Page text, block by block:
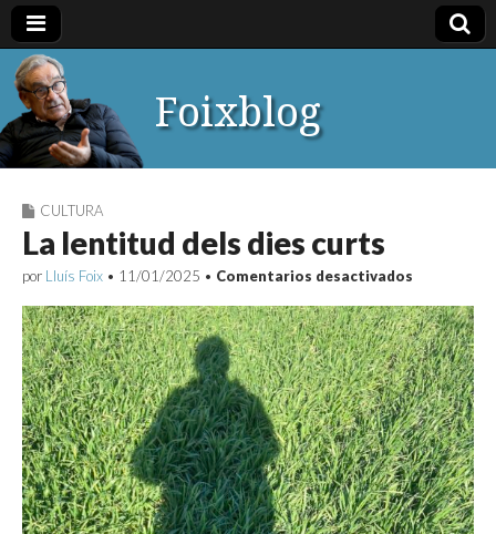
Foixblog
CULTURA
La lentitud dels dies curts
por Lluís Foix • 11/01/2025 • Comentarios desactivados
lentitud
dels
dies
curts